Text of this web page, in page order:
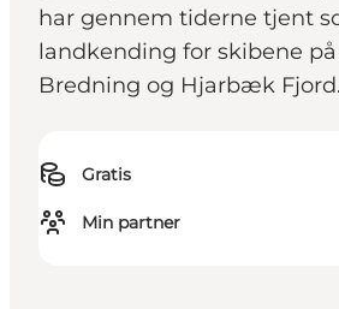
har gennem tiderne tjent
landkending for skibene
Bredning og Hjarbæk Fjord.
Gratis
Min partner